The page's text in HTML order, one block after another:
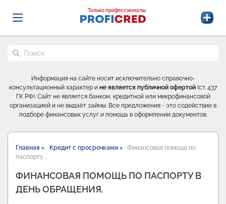
Probrokery - Только профессионалы
Только профессионалы
Поиск по сайту
Информация на сайте носит исключительно справочно-
консультационный характер и не является публичной офертой (ст. 437
ГК РФ). Сайт не является банком, кредитной или микрофинансовой
организацией и не выдаёт займы. Все предложения - это содействие в
подборе финансовых услуг и помощь в оформлении документов.
Главная > Кредит с просрочками >
Финансовая помощь по
паспорту …
ФИНАНСОВАЯ ПОМОЩЬ ПО ПАСПОРТУ В
ДЕНЬ ОБРАЩЕНИЯ.